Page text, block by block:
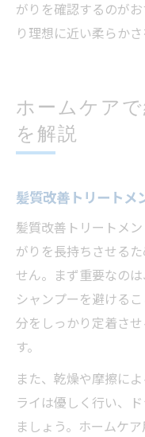
がりを確認するのが
り理想に近い柔らか
ホームケア
を解説
髪質改善トリートメ
髪質改善トリートメ
がりを長持ちさせる
せん。まず重要なの
シャンプーを避ける
分をしっかり定着さ
す。
また、乾燥や摩擦に
ライは優しく行い、
ましょう。ホームケ